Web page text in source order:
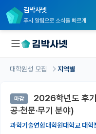
김박사넷
푸시 알림으로 소식을 빠르게
대학원생 모집 홈
기관별 모집 정보
대학원생 모집 지역별
마감
2026학년도 후
공·천문·무기 분야)
과학기술연합대학원대학교 대학